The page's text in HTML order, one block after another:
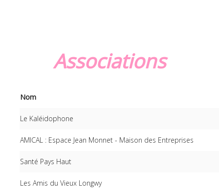
Associations
Nom
Le Kaléidophone
AMICAL : Espace Jean Monnet - Maison des Entreprises
Santé Pays Haut
Les Amis du Vieux Longwy